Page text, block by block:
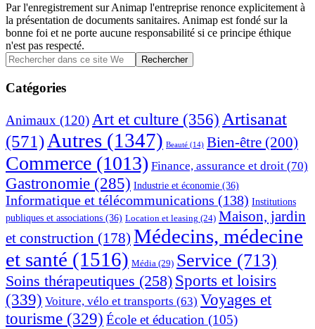
Par l'enregistrement sur Animap l'entreprise renonce explicitement à
la présentation de documents sanitaires. Animap est fondé sur la
bonne foi et ne porte aucune responsabilité si ce principe éthique
n'est pas respecté.
Barre
latérale
principale
Rechercher
dans
ce
site
Catégories
Animaux (120)Art et culture (356) Artisanat
(571) Autres (1347) Beauté (14) Bien-être (200)
Commerce (1013) Finance, assurance et droit (70)
Gastronomie (285) Industrie et économie (36)
Informatique et télécommunications (138) Institutions
publiques et associations (36) Location et leasing (24) Maison, jardin
et construction (178) Médecins, médecine
et santé (1516) Média (29) Service (713)
Soins thérapeutiques (258) Sports et loisirs
(339) Voiture, vélo et transports (63) Voyages et
tourisme (329) École et éducation (105)